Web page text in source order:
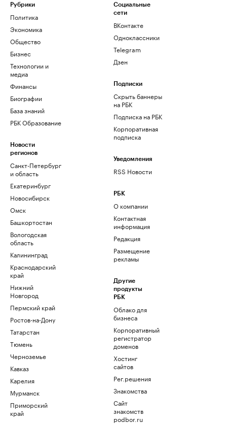
Рубрики
Политика
Экономика
Общество
Бизнес
Технологии и
медиа
Финансы
Биографии
База знаний
РБК Образование
Новости
регионов
Санкт-Петербург
и область
Екатеринбург
Новосибирск
Омск
Башкортостан
Вологодская
область
Калининград
Краснодарский
край
Нижний
Новгород
Пермский край
Ростов-на-Дону
Татарстан
Тюмень
Черноземье
Кавказ
Карелия
Мурманск
Приморский
край
Социальные
сети
ВКонтакте
Одноклассники
Telegram
Дзен
Подписки
Скрыть баннеры
на РБК
Подписка на РБК
Корпоративная
подписка
Уведомления
RSS Новости
РБК
О компании
Контактная
информация
Редакция
Размещение
рекламы
Другие
продукты
РБК
Облако для
бизнеса
Корпоративный
регистратор
доменов
Хостинг
сайтов
Рег.решения
Знакомства
Сайт
знакомств
podbor.ru